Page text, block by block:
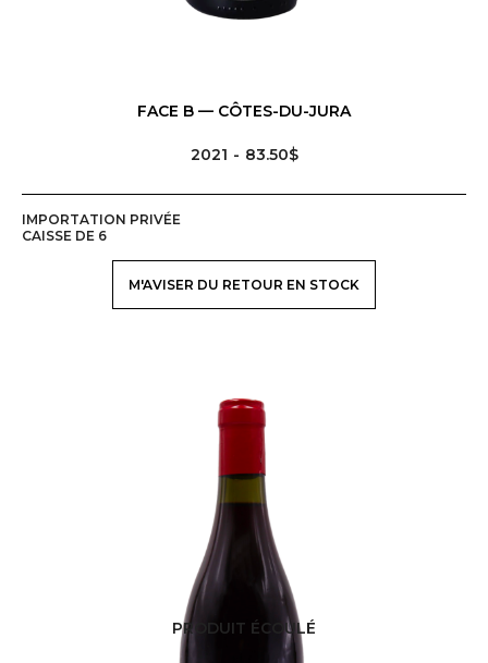
FACE B — CÔTES-DU-JURA
2021 83.50$
IMPORTATION PRIVÉE
CAISSE DE 6
M'AVISER DU RETOUR EN STOCK
PRODUIT ÉCOULÉ